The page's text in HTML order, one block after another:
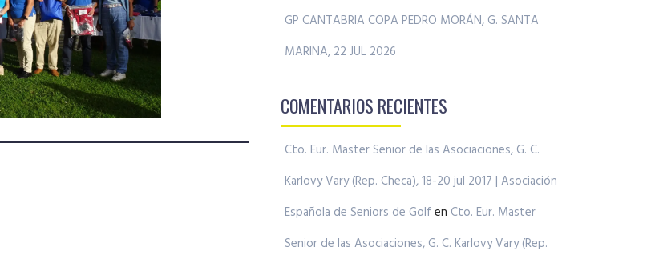
GP CANTABRIA COPA PEDRO MORÁN, G. SANTA
MARINA, 22 JUL 2026
COMENTARIOS RECIENTES
Cto. Eur. Master Senior de las Asociaciones, G. C.
Karlovy Vary (Rep. Checa), 18-20 jul 2017 | Asociación
Española de Seniors de Golf en Cto. Eur. Master
Senior de las Asociaciones, G. C. Karlovy Vary (Rep.